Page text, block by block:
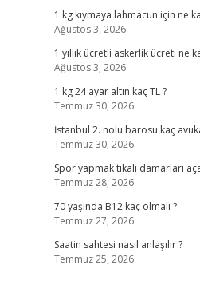
1 kg kıymaya lahmacun için ne
Ağustos 3, 2026
1 yıllık ücretli askerlik ücreti ne
Ağustos 3, 2026
1 kg 24 ayar altın kaç TL ?
Temmuz 30, 2026
İstanbul 2. nolu barosu kaç
Temmuz 30, 2026
Spor yapmak tıkalı damarları
Temmuz 28, 2026
70 yaşında B12 kaç olmalı ?
Temmuz 27, 2026
Saatin sahtesi nasıl anlaşılır ?
Temmuz 25, 2026